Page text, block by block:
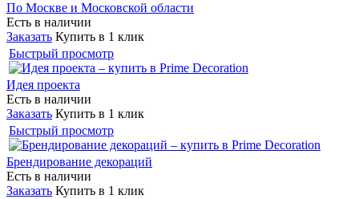
По Москве и Московской области
Есть в наличии
Заказать Купить в 1 клик
Быстрый просмотр
Идея проекта
Есть в наличии
Заказать Купить в 1 клик
Быстрый просмотр
Брендирование декораций
Есть в наличии
Заказать Купить в 1 клик